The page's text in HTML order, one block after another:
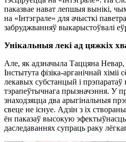
паказвае нават лепшыя вынікі,
на «Інтэграле» для ачысткі
забруджванняў выкарыстоўвалі
Унікальныя лекі ад цяжкіх
Але, як адзначыла Таццяна Невар,
Інстытута фізіка-арганічнай
лекавых субстанцый і прэпаратаў
тэрапеўтычнага прызначэння. У
знаходзяцца два арыгінальныя
свеце не існуе. Адзін з іх
ён паказаў высокую
даследаваннях супраць раку